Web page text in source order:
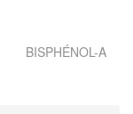
BISPHÉNOL-A